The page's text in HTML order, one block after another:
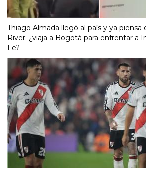
Thiago Almada llegó al país y ya
River: ¿viaja a Bogotá para enfrentar a
Fe?